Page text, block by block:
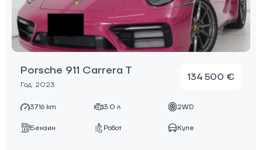
Porsche 911 Carrera T
Год: 2023
134 500 €
3716 km 3.0 л 2WD
Бензин Робот Купе